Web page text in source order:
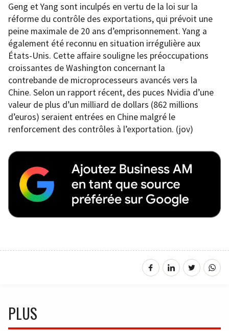
Geng et Yang sont inculpés en vertu de la loi sur la
réforme du contrôle des exportations, qui prévoit une
peine maximale de 20 ans d’emprisonnement. Yang a
également été reconnu en situation irrégulière aux
États-Unis. Cette affaire souligne les préoccupations
croissantes de Washington concernant la
contrebande de microprocesseurs avancés vers la
Chine. Selon un rapport récent, des puces Nvidia d’une
valeur de plus d’un milliard de dollars (862 millions
d’euros) seraient entrées en Chine malgré le
renforcement des contrôles à l’exportation. (jov)
PLUS